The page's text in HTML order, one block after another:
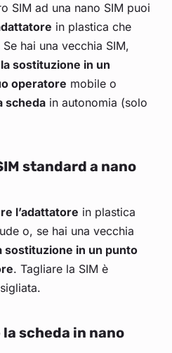
SIM ad una nano SIM puoi
in plastica che
hai una vecchia SIM,
sostituzione in un
operatore mobile o
scheda in autonomia (solo
standard a nano
l’adattatore in plastica
o, se hai una vecchia
sostituzione in un punto
. Tagliare la SIM è
scheda in nano